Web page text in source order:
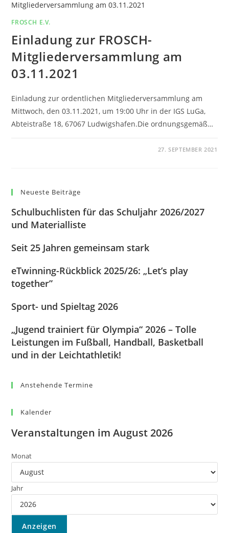
FROSCH E.V.
Einladung zur FROSCH-
Mitgliederversammlung am
03.11.2021
Einladung zur ordentlichen Mitgliederversammlung am
Mittwoch, den 03.11.2021, um 19:00 Uhr in der IGS LuGa,
Abteistraße 18, 67067 Ludwigshafen.Die ordnungsgemäß…
27. SEPTEMBER 2021
Neueste Beiträge
Schulbuchlisten für das Schuljahr 2026/2027
und Materialliste
Seit 25 Jahren gemeinsam stark
eTwinning-Rückblick 2025/26: „Let’s play
together”
Sport- und Spieltag 2026
„Jugend trainiert für Olympia“ 2026 – Tolle
Leistungen im Fußball, Handball, Basketball
und in der Leichtathletik!
Anstehende Termine
Kalender
Veranstaltungen im August 2026
Monat
Jahr